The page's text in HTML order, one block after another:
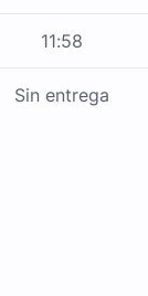
11:58
Sin entrega